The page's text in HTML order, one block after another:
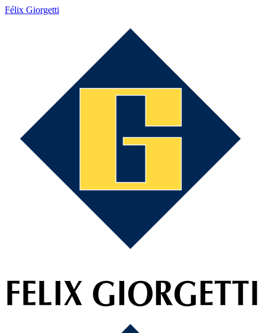
Félix Giorgetti